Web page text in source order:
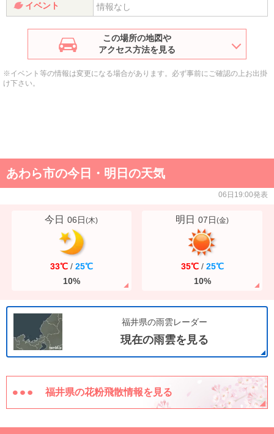
イベント 情報なし
この場所の地図や
アクセス方法を見る
※イベント等の情報は変更になる場合があります。必ず事前にご確認の上お出掛
け下さい。
あわら市の今日・明日の天気
06日19:00発表
今日 06日(木)
33℃ / 25℃
10%
明日 07日(金)
35℃ / 25℃
10%
福井県の雨雲レーダー
現在の雨雲を見る
福井県の花粉飛散情報を見る